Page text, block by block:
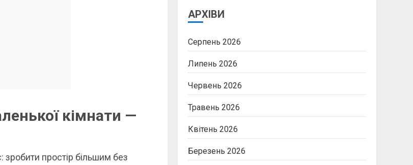
кімнати —
зробити простір більшим без
АРХІВИ
Серпень 2026
Липень 2026
Червень 2026
Травень 2026
Квітень 2026
Березень 2026